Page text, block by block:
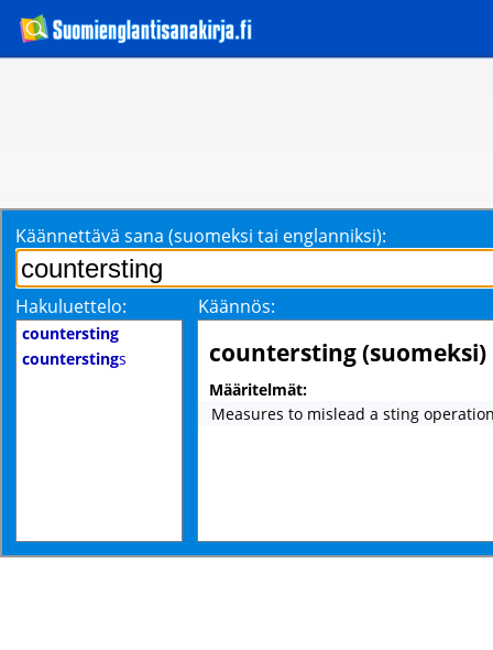
Käännettävä sana (suomeksi tai englanniksi):
Hakuluettelo: Käännös:
countersting
counterstings countersting (suomeksi)
Määritelmät:
Measures to mislead a sting